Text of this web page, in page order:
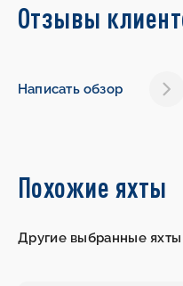
Отзывы
Написать обзор
Похожие яхты
Другие выбранные